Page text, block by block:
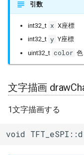
関連ブログ
引数
int32_t x X座標
int32_t y Y座標
uint32_t color 色
文字描画
1文字描画する
void